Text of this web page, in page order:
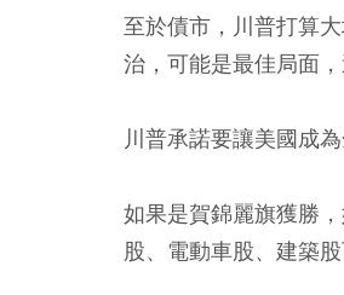
至於債市，川普打算
治，可能是最佳局面
川普承諾要讓美國成
如果是賀錦麗旗獲勝
股、電動車股、建築